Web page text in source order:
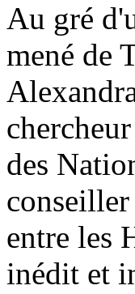
Au gré
mené de
des
entre les
inédit et